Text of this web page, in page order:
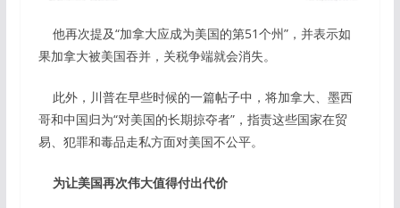
他再次提及“加拿大应成为美国的第51个州”，并表示如
果加拿大被美国吞并，关税争端就会消失。
此外，川普在早些时候的一篇帖子中，将加拿大、墨西
哥和中国归为“对美国的长期掠夺者”，指责这些国家在贸
易、犯罪和毒品走私方面对美国不公平。
为让美国再次伟大值得付出代价